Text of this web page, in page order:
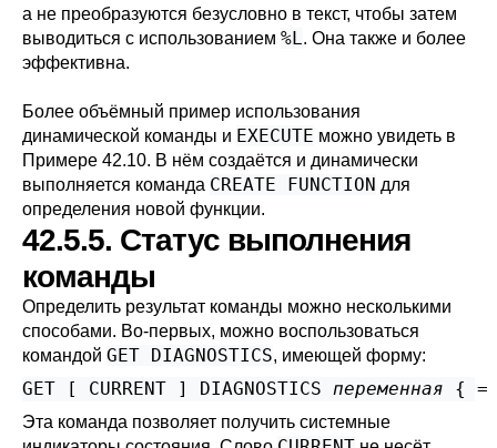
а не преобразуются безусловно в текст, чтобы затем
выводиться с использованием %L. Она также и более
эффективна.
Более объёмный пример использования
динамической команды и EXECUTE можно увидеть в
Примере 42.10. В нём создаётся и динамически
выполняется команда CREATE FUNCTION для
определения новой функции.
42.5.5. Статус выполнения
команды
Определить результат команды можно несколькими
способами. Во-первых, можно воспользоваться
командой GET DIAGNOSTICS, имеющей форму:
GET [ CURRENT ] DIAGNOSTICS переменная {
Эта команда позволяет получить системные